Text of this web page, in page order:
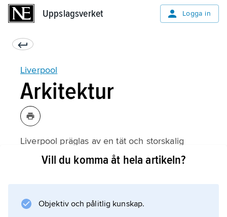
Uppslagsverket Logga in
Liverpool
Arkitektur
Liverpool präglas av en tät och storskalig
bebyggelse med många storslagna byggnader
kontorsbyggnaderna Port of Liverpool
Vill du komma åt hela artikeln?
Objektiv och pålitlig kunskap.